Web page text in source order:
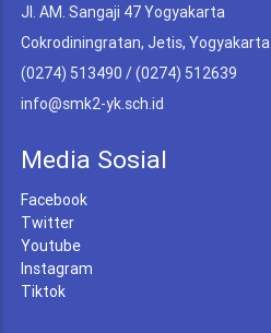
Jl. AM. Sangaji 47 Yogyakarta
Cokrodiningratan, Jetis, Yogyakarta
(0274) 513490 / (0274) 512639
info@smk2-yk.sch.id
Media Sosial
Facebook
Twitter
Youtube
Instagram
Tiktok